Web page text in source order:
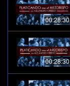
00:28:30
00:28:30